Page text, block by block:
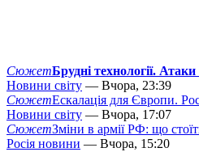
СюжетБрудні технології.
Новини світу — Вчора, 23:39
СюжетЕскалація для Європи.
Новини світу — Вчора, 17:07
СюжетЗміни в армії РФ: що
Росія новини — Вчора, 15:20